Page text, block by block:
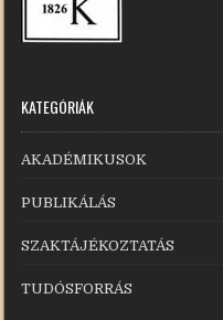
KATEGÓRIÁK
AKADÉMIKUSOK
PUBLIKÁLÁS
SZAKTÁJÉKOZTATÁS
TUDÓSFORRÁS